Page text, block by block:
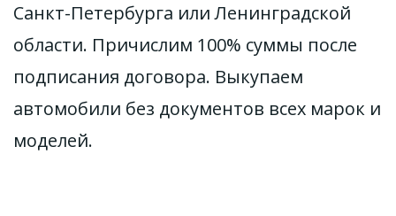
Санкт-Петербурга или Ленинградской
области. Причислим 100% суммы после
подписания договора. Выкупаем
автомобили без документов всех марок и
моделей.